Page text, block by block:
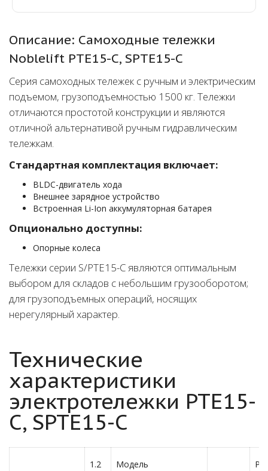
Описание: Самоходные тележки
Noblelift PTE15-C, SPTE15-C
Серия самоходных тележек с ручным и электрическим
подъемом, грузоподъемностью 1500 кг. Тележки
отличаются простотой конструкции и являются
отличной альтернативой ручным гидравлическим
тележкам.
Стандартная комплектация включает:
BLDC-двигатель хода
Внешнее зарядное устройство
Встроенная Li-Ion аккумуляторная батарея
Опционально доступны:
Опорные колеса
Тележки серии S/PTE15-C являются оптимальным
выбором для складов с небольшим грузооборотом;
для грузоподъемных операций, носящих
нерегулярный характер.
Технические
характеристики
электротележки PTE15-
C, SPTE15-C
1.2 Модель